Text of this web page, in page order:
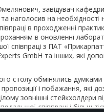
завідувач кафедри
та наголосив на
в проходженні
в оновленні
співпраці з ПАТ
GmbH та інших, які
столу обмінялись
і побажання, які
зовнішні стейкхолдери
співпраці і більш